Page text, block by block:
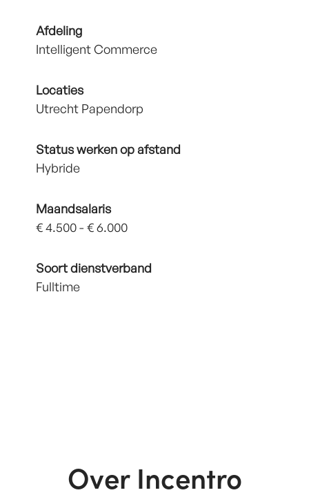
Afdeling
Intelligent Commerce
Locaties
Utrecht Papendorp
Status werken op afstand
Hybride
Maandsalaris
€ 4.500 - € 6.000
Soort dienstverband
Fulltime
Over Incentro